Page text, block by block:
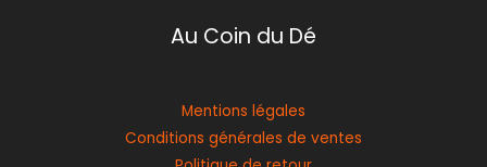
Au Coin du Dé
Mentions légales
Conditions générales de ventes